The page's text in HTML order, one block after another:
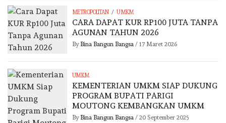
METROPOLITAN / UMKM
CARA DAPAT KUR RP100 JUTA TANPA
AGUNAN TAHUN 2026
By Bina Bangun Bangsa/ 17 Maret 2026
UMKM
KEMENTERIAN UMKM SIAP DUKUNG
PROGRAM BUPATI PARIGI
MOUTONG KEMBANGKAN UMKM
By Bina Bangun Bangsa/ 20 September 2025